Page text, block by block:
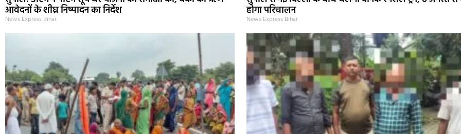
आवेदनों के शीघ्र निष्पादन का निर्देश
News Express Bihar
होगा परिचालन
News Express Bihar